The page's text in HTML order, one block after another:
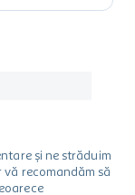
și ne străduim
recomandăm să